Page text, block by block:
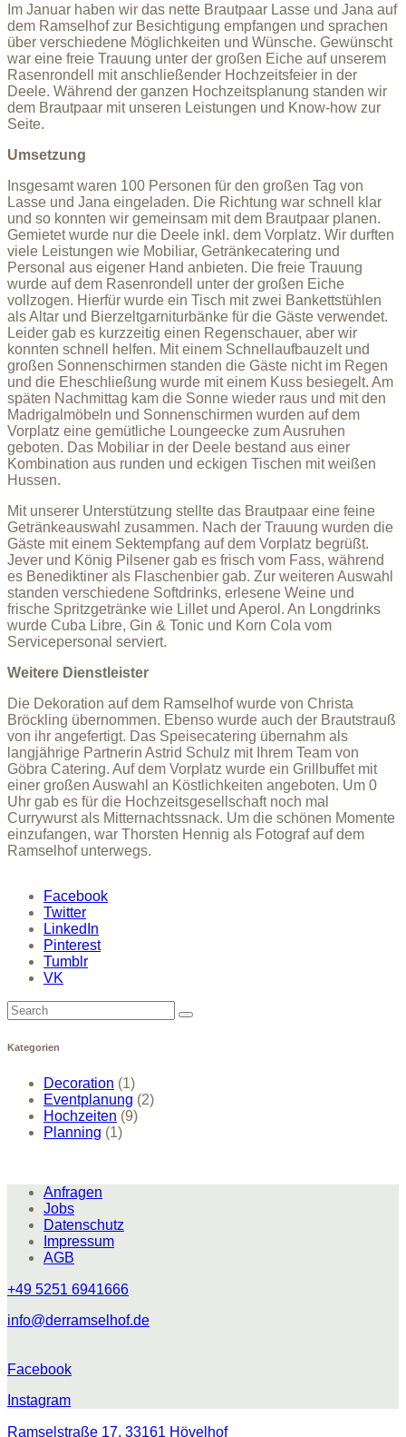
Im Januar haben wir das nette Brautpaar Lasse und Jana auf
dem Ramselhof zur Besichtigung empfangen und sprachen
über verschiedene Möglichkeiten und Wünsche. Gewünscht
war eine freie Trauung unter der großen Eiche auf unserem
Rasenrondell mit anschließender Hochzeitsfeier in der
Deele. Während der ganzen Hochzeitsplanung standen wir
dem Brautpaar mit unseren Leistungen und Know-how zur
Seite.
Umsetzung
Insgesamt waren 100 Personen für den großen Tag von
Lasse und Jana eingeladen. Die Richtung war schnell klar
und so konnten wir gemeinsam mit dem Brautpaar planen.
Gemietet wurde nur die Deele inkl. dem Vorplatz. Wir durften
viele Leistungen wie Mobiliar, Getränkecatering und
Personal aus eigener Hand anbieten. Die freie Trauung
wurde auf dem Rasenrondell unter der großen Eiche
vollzogen. Hierfür wurde ein Tisch mit zwei Bankettstühlen
als Altar und Bierzeltgarniturbänke für die Gäste verwendet.
Leider gab es kurzzeitig einen Regenschauer, aber wir
konnten schnell helfen. Mit einem Schnellaufbauzelt und
großen Sonnenschirmen standen die Gäste nicht im Regen
und die Eheschließung wurde mit einem Kuss besiegelt. Am
späten Nachmittag kam die Sonne wieder raus und mit den
Madrigalmöbeln und Sonnenschirmen wurden auf dem
Vorplatz eine gemütliche Loungeecke zum Ausruhen
geboten. Das Mobiliar in der Deele bestand aus einer
Kombination aus runden und eckigen Tischen mit weißen
Hussen.
Mit unserer Unterstützung stellte das Brautpaar eine feine
Getränkeauswahl zusammen. Nach der Trauung wurden die
Gäste mit einem Sektempfang auf dem Vorplatz begrüßt.
Jever und König Pilsener gab es frisch vom Fass, während
es Benediktiner als Flaschenbier gab. Zur weiteren Auswahl
standen verschiedene Softdrinks, erlesene Weine und
frische Spritzgetränke wie Lillet und Aperol. An Longdrinks
wurde Cuba Libre, Gin & Tonic und Korn Cola vom
Servicepersonal serviert.
Weitere Dienstleister
Die Dekoration auf dem Ramselhof wurde von Christa
Bröckling übernommen. Ebenso wurde auch der Brautstrauß
von ihr angefertigt. Das Speisecatering übernahm als
langjährige Partnerin Astrid Schulz mit Ihrem Team von
Göbra Catering. Auf dem Vorplatz wurde ein Grillbuffet mit
einer großen Auswahl an Köstlichkeiten angeboten. Um 0
Uhr gab es für die Hochzeitsgesellschaft noch mal
Currywurst als Mitternachtssnack. Um die schönen Momente
einzufangen, war Thorsten Hennig als Fotograf auf dem
Ramselhof unterwegs.
Facebook
Twitter
LinkedIn
Pinterest
Tumblr
VK
Search
for:
Kategorien
Decoration (1)
Eventplanung (2)
Hochzeiten (9)
Planning (1)
Anfragen
Jobs
Datenschutz
Impressum
AGB
+49 5251 6941666
info@derramselhof.de
Facebook
Instagram
Ramselstraße 17, 33161 Hövelhof